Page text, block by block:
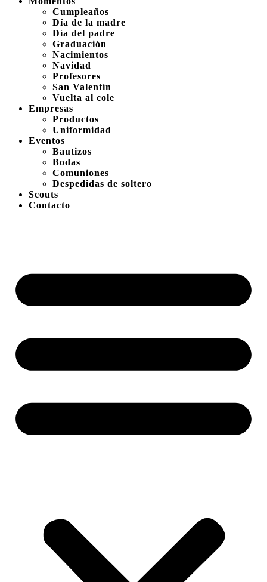
Cumpleaños
Día de la madre
Día del padre
Graduación
Nacimientos
Navidad
Profesores
San Valentín
Vuelta al cole
Empresas
Productos
Uniformidad
Eventos
Bautizos
Bodas
Comuniones
Despedidas de soltero
Scouts
Contacto